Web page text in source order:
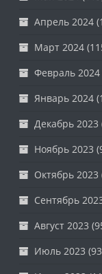
Апрель 2024
Март 2024
Февраль 2024
Январь 2024
Декабрь 2023
Ноябрь 2023
Октябрь 2023
Сентябрь
Август 2023
Июль 2023